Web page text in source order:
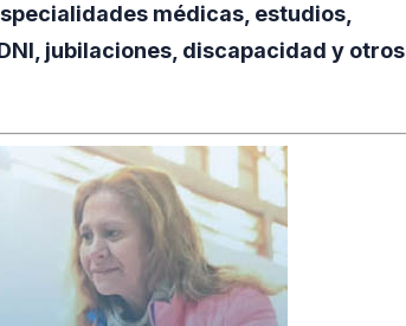
médicas, estudios,
jubilaciones, discapacidad y otros